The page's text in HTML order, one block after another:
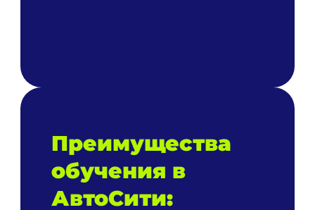
Преимущества
обучения в
АвтоСити: